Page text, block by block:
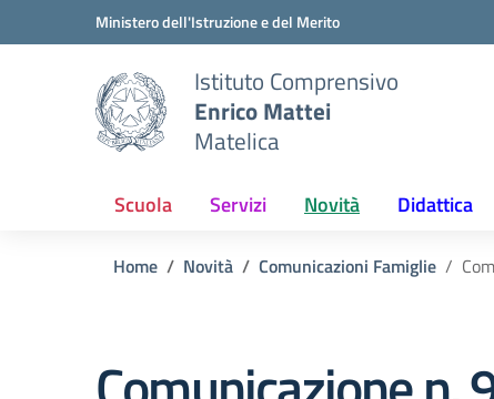
Vai ai contenuti
Vai al menu di navigazioneMinistero dell'Istruzione e del Merito
Istituto Comprensivo
Enrico Mattei
Matelica
Scuola Servizi Novità Didattica
Home Novità Comunicazioni Famiglie